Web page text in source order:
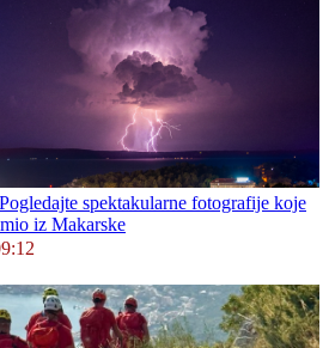
spektakularne fotografije koje
iz Makarske